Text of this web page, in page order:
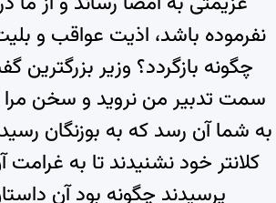
نفرموده باشد، اذیت عواقب و
چگونه بازگردد؟ وزیر بزرگترین
سمت تدبیر من نروید و سخن مرا
به شما آن رسد که به بوزنگان
کلانتر خود نشنیدند تا به
پرسیدند چگونه بود آن